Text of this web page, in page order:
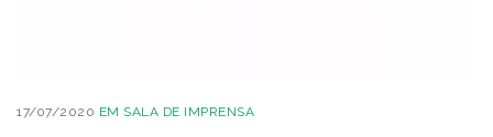
17/07/2020 EM SALA DE IMPRENSA